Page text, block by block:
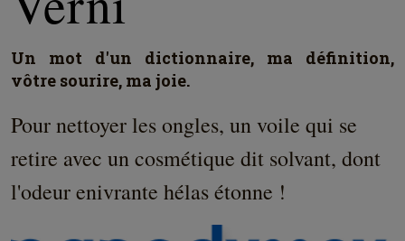
Un mot d'un dictionnaire, ma définition,
vôtre sourire, ma joie.
Pour nettoyer les ongles, un voile qui se
retire avec un cosmétique dit solvant, dont
l'odeur enivrante hélas étonne !